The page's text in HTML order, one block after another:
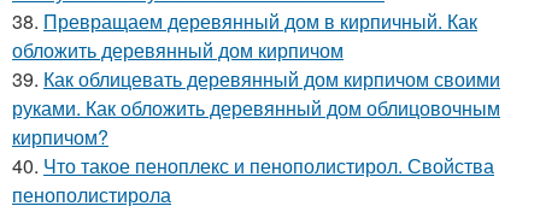
38. Превращаем деревянный дом в кирпичный. Как
обложить деревянный дом кирпичом
39. Как облицевать деревянный дом кирпичом своими
руками. Как обложить деревянный дом облицовочным
кирпичом?
40. Что такое пеноплекс и пенополистирол. Свойства
пенополистирола